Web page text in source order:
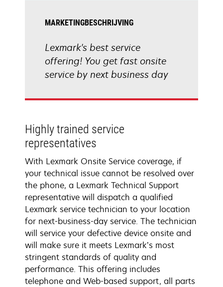
MARKETINGBESCHRIJVING
Lexmark's best service
offering! You get fast onsite
service by next business day
Highly trained service
representatives
With Lexmark Onsite Service coverage, if
your technical issue cannot be resolved over
the phone, a Lexmark Technical Support
representative will dispatch a qualified
Lexmark service technician to your location
for next-business-day service. The technician
will service your defective device onsite and
will make sure it meets Lexmark’s most
stringent standards of quality and
performance. This offering includes
telephone and Web-based support, all parts